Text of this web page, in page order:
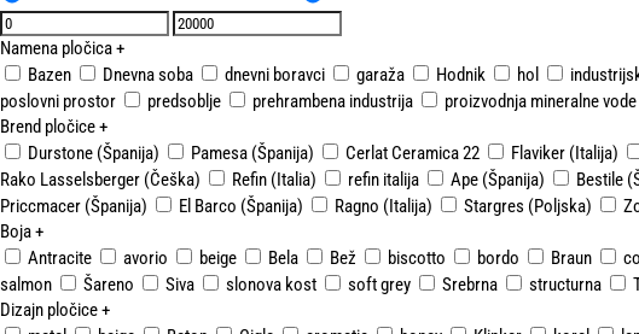
Namena pločica+
Bazen
Dnevna soba dnevni boravci garaža Hodnik hol
poslovni prostor
predsoblje prehrambena industrija proizvodnja mineralne vode
Brend pločice+
Durstone (Španija)
Pamesa (Španija) Cerlat Ceramica 22 Flaviker (Italija)
Rako Lasselsberger (Češka)
Refin (Italia) refin italija Ape (Španija) Bestile
Priccmacer (Španija)
El Barco (Španija) Ragno (Italija) Stargres (Poljska)
Boja+
Antracite
avorio beige Bela Bež biscotto bordo Braun
salmon
Šareno Siva slonova kost soft grey Srebrna structurna
Dizajn pločice+